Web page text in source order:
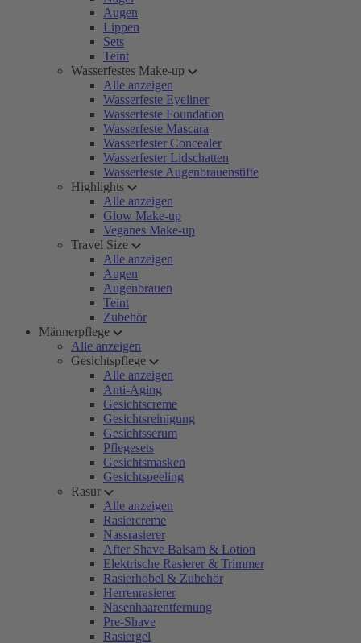
Augen
Lippen
Sets
Teint
Wasserfestes Make-up
Alle anzeigen
Wasserfeste Eyeliner
Wasserfeste Foundation
Wasserfeste Mascara
Wasserfester Concealer
Wasserfester Lidschatten
Wasserfeste Augenbrauenstifte
Highlights
Alle anzeigen
Glow Make-up
Veganes Make-up
Travel Size
Alle anzeigen
Augen
Augenbrauen
Teint
Zubehör
Männerpflege
Alle anzeigen
Gesichtspflege
Alle anzeigen
Anti-Aging
Gesichtscreme
Gesichtsreinigung
Gesichtsserum
Pflegesets
Gesichtsmasken
Gesichtspeeling
Rasur
Alle anzeigen
Rasiercreme
Nassrasierer
After Shave Balsam & Lotion
Elektrische Rasierer & Trimmer
Rasierhobel & Zubehör
Herrenrasierer
Nasenhaarentfernung
Pre-Shave
Rasiergel